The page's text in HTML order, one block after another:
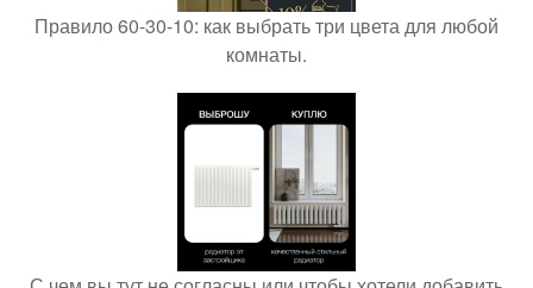
Правило 60-30-10: как выбрать три цвета для любой
комнаты.